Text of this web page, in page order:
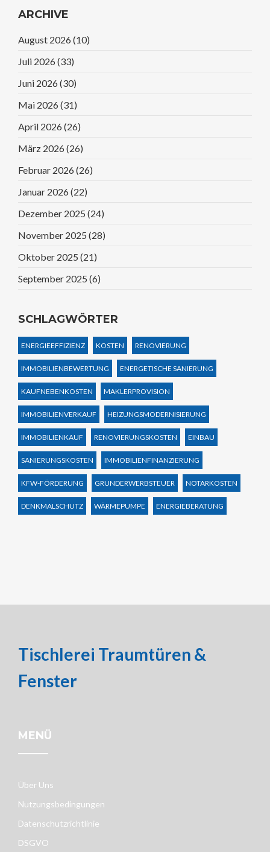
ARCHIVE
August 2026 (10)
Juli 2026 (33)
Juni 2026 (30)
Mai 2026 (31)
April 2026 (26)
März 2026 (26)
Februar 2026 (26)
Januar 2026 (22)
Dezember 2025 (24)
November 2025 (28)
Oktober 2025 (21)
September 2025 (6)
SCHLAGWÖRTER
ENERGIEEFFIZIENZ KOSTEN RENOVIERUNG
IMMOBILIENBEWERTUNG ENERGETISCHE SANIERUNG
KAUFNEBENKOSTEN MAKLERPROVISION
IMMOBILIENVERKAUF HEIZUNGSMODERNISIERUNG
IMMOBILIENKAUF RENOVIERUNGSKOSTEN EINBAU
SANIERUNGSKOSTEN IMMOBILIENFINANZIERUNG
KFW-FÖRDERUNG GRUNDERWERBSTEUER NOTARKOSTEN
DENKMALSCHUTZ WÄRMEPUMPE ENERGIEBERATUNG
Tischlerei Traumtüren &
Fenster
MENÜ
Über Uns
Nutzungsbedingungen
Datenschutzrichtlinie
DSGVO